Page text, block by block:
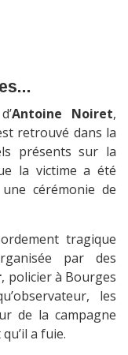
Antoine Noiret,
retrouvé dans la
présents sur la
la victime a été
cérémonie de
tragique
par des
, policier à Bourges
les
de la campagne
a fuie.